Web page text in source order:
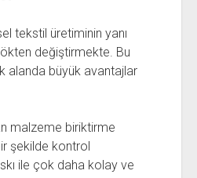
tekstil üretiminin yanı
değiştirmekte. Bu
alanda büyük avantajlar
malzeme biriktirme
şekilde kontrol
ile çok daha kolay ve